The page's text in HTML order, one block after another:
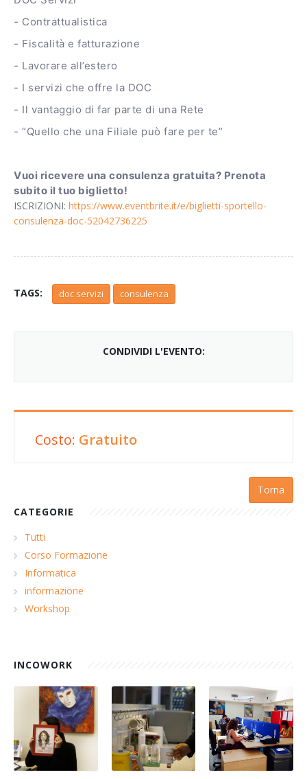
- Contrattualistica
- Fiscalità e fatturazione
- Lavorare all’estero
- I servizi che offre la DOC
- Il vantaggio di far parte di una Rete
- “Quello che una Filiale può fare per te”
Vuoi ricevere una consulenza gratuita? Prenota
subito il tuo biglietto!
ISCRIZIONI: https://www.eventbrite.it/e/biglietti-sportello-
consulenza-doc-52042736225
TAGS: doc servizi consulenza
CONDIVIDI L'EVENTO:
Costo: Gratuito
Torna
CATEGORIE
Tutti
Corso Formazione
Informatica
informazione
Workshop
INCOWORK